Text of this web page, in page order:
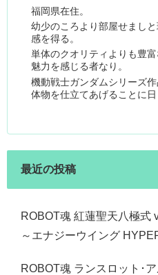
福岡県在住。
幼少のころより部屋せまし
感を得る。
単体のクオリティよりも豊
魅力を感じる者なり。
機動戦士ガンダムシリーズ
体物を仕立てあげることに日
最近の投稿
ROBOT魂 紅蓮聖天八極式
～エナジーウイング
ROBOT魂 ランスロット･